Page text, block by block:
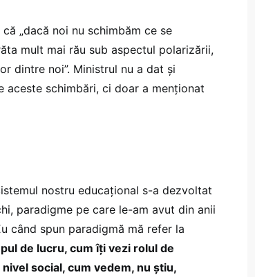
„dacă noi nu schimbăm ce se
mult mai rău sub aspectul polarizării,
dintre noi”. Ministrul nu a dat și
aceste schimbări, ci doar a menționat
nostru educațional s-a dezvoltat
paradigme pe care le-am avut din anii
când spun paradigmă mă refer la
de lucru, cum îți vezi rolul de
social, cum vedem, nu știu,